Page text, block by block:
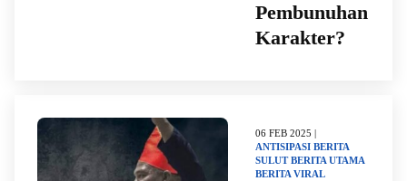
Pembunuhan
Karakter?
06 FEB 2025 |
ANTISIPASI BERITA
SULUT BERITA UTAMA
BERITA VIRAL